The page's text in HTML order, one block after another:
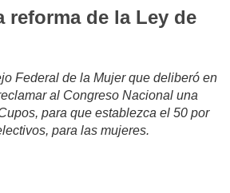
reforma de la Ley de
Federal de la Mujer que deliberó en
al Congreso Nacional una
para que establezca el 50 por
para las mujeres.